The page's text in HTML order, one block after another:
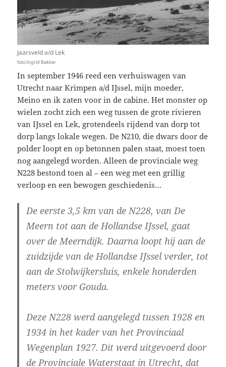
Jaarsveld a/d Lek
foto Ingrid Bakker
In september 1946 reed een verhuiswagen van
Utrecht naar Krimpen a/d IJssel, mijn moeder,
Meino en ik zaten voor in de cabine. Het monster op
wielen zocht zich een weg tussen de grote rivieren
van IJssel en Lek, grotendeels rijdend van dorp tot
dorp langs lokale wegen. De N210, die dwars door de
polder loopt en op betonnen palen staat, moest toen
nog aangelegd worden. Alleen de provinciale weg
N228 bestond toen al – een weg met een grillig
verloop en een bewogen geschiedenis…
De eerste 3,5 km van de N228, van De
Meern tot aan de Hollandse IJssel, gaat
over de Meerndijk. Daarna loopt hij aan de
zuidzijde van de Hollandse IJssel verder, tot
aan de Stolwijkersluis, enkele honderden
meters voor Gouda.
Deze N228 werd aangelegd tussen 1928 en
1934 in het kader van het Provinciaal
Wegenplan 1927. Dit werd uitgevoerd door
de Provinciale Waterstaat in Utrecht, dat